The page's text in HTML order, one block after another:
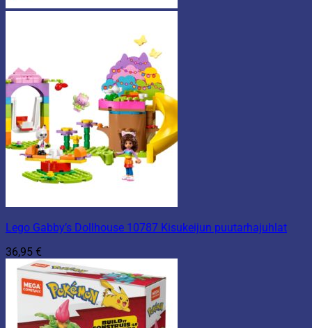
Lego Gabby’s Dollhouse 10787 Kisukeijun puutarhajuhlat
36,95 €